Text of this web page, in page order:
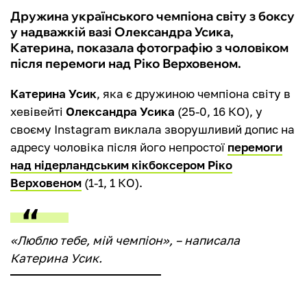
Дружина українського чемпіона світу з боксу
у надважкій вазі Олександра Усика,
Катерина, показала фотографію з чоловіком
після перемоги над Ріко Верховеном.
Катерина Усик, яка є дружиною чемпіона світу в
хевівейті Олександра Усика (25-0, 16 КО), у
своєму Instagram виклала зворушливий допис на
адресу чоловіка після його непростої перемоги
над нідерландським кікбоксером Ріко
Верховеном (1-1, 1 КО).
«Люблю тебе, мій чемпіон», – написала
Катерина Усик.